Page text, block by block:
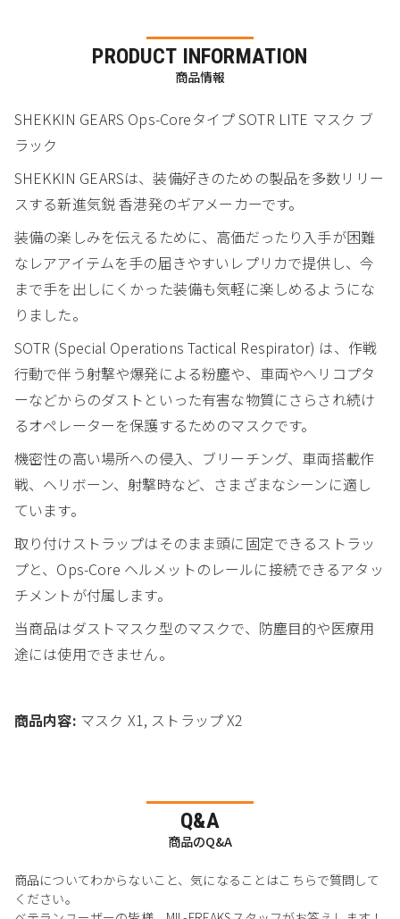
PRODUCT INFORMATION
商品情報
SHEKKIN GEARS Ops-Coreタイプ SOTR LITE マスク ブ
ラック
SHEKKIN GEARSは、装備好きのための製品を多数リリー
スする新進気鋭 香港発のギアメーカーです。
装備の楽しみを伝えるために、高価だったり入手が困難
なレアアイテムを手の届きやすいレプリカで提供し、今
まで手を出しにくかった装備も気軽に楽しめるようにな
りました。
SOTR (Special Operations Tactical Respirator) は、作戦
行動で伴う射撃や爆発による粉塵や、車両やヘリコプタ
ーなどからのダストといった有害な物質にさらされ続け
るオペレーターを保護するためのマスクです。
機密性の高い場所への侵入、ブリーチング、車両搭載作
戦、ヘリボーン、射撃時など、さまざまなシーンに適し
ています。
取り付けストラップはそのまま頭に固定できるストラッ
プと、Ops-Core ヘルメットのレールに接続できるアタッ
チメントが付属します。
当商品はダストマスク型のマスクで、防塵目的や医療用
途には使用できません。
商品内容: マスク X1, ストラップ X2
Q&A
商品のQ&A
商品についてわからないこと、気になることはこちらで質問して
ください。